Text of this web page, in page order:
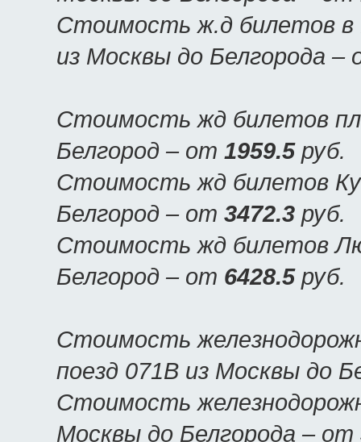
Стоимость ж.д билетов в
из Москвы до Белгорода
Стоимость жд билетов
Белгород – от 1959.5руб.
Стоимость жд билетов
Белгород – от 3472.3 руб.
Стоимость жд билетов
Белгород – от 6428.5руб.
Стоимость
поезд 071В из Москвы до
Стоимость
Москвы до Белгорода – от